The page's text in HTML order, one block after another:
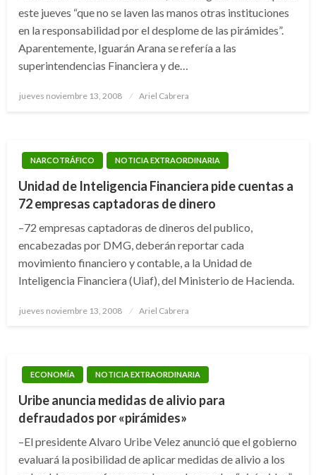
este jueves “que no se laven las manos otras instituciones
en la responsabilidad por el desplome de las pirámides”.
Aparentemente, Iguarán Arana se refería a las
superintendencias Financiera y de…
Publicado
jueves noviembre 13, 2008 Ariel Cabrera
NARCOTRÁFICO NOTICIA EXTRAORDINARIA
Unidad de Inteligencia Financiera pide cuentas a
72 empresas captadoras de dinero
–72 empresas captadoras de dineros del publico,
encabezadas por DMG, deberán reportar cada
movimiento financiero y contable, a la Unidad de
Inteligencia Financiera (Uiaf), del Ministerio de Hacienda.
Publicado
jueves noviembre 13, 2008 Ariel Cabrera
ECONOMÍA NOTICIA EXTRAORDINARIA
Uribe anuncia medidas de alivio para
defraudados por «pirámides»
–El presidente Alvaro Uribe Velez anunció que el gobierno
evaluará la posibilidad de aplicar medidas de alivio a los